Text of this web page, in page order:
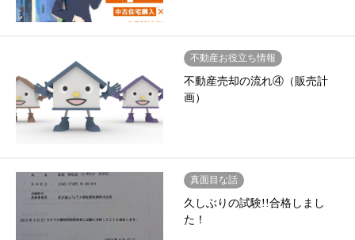
不動産お役立ち情報
不動産売却の流れ④（販売計
画）
真面目な話
久しぶりの試験!!合格しまし
た！